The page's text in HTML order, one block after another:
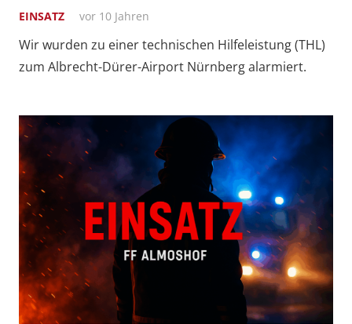
EINSATZ vor 10 Jahren
Wir wurden zu einer technischen Hilfeleistung (THL)
zum Albrecht-Dürer-Airport Nürnberg alarmiert.